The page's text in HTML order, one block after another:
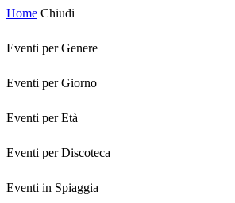
Home Chiudi
Eventi per Genere
Eventi per Giorno
Eventi per Età
Eventi per Discoteca
Eventi in Spiaggia